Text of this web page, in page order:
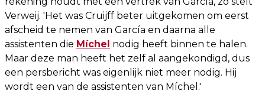
Verweij. 'Het was Cruijff beter uitgekomen om eerst
afscheid te nemen van García en daarna alle
assistenten die Míchel nodig heeft binnen te halen.
Maar deze man heeft het zelf al aangekondigd, dus
een persbericht was eigenlijk niet meer nodig. Hij
wordt een van de assistenten van Míchel.'